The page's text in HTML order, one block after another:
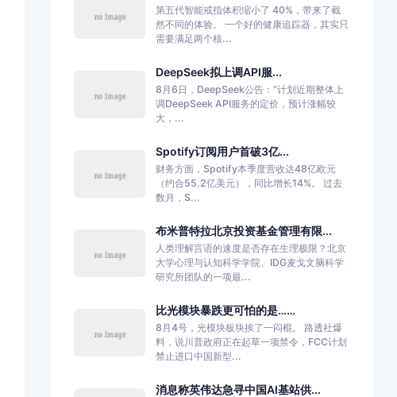
第五代智能戒指体积缩小了 40%，带来了截
然不同的体验。 一个好的健康追踪器，其实只
需要满足两个核...
DeepSeek拟上调API服...
8月6日，DeepSeek公告：“计划近期整体上
调DeepSeek API服务的定价，预计涨幅较
大，...
Spotify订阅用户首破3亿...
财务方面，Spotify本季度营收达48亿欧元
（约合55.2亿美元），同比增长14%。 过去
数月，S...
布米普特拉北京投资基金管理有限...
人类理解言语的速度是否存在生理极限？北京
大学心理与认知科学学院、IDG麦戈文脑科学
研究所团队的一项最...
比光模块暴跌更可怕的是……
8月4号，光模块板块挨了一闷棍。 路透社爆
料，说川普政府正在起草一项禁令，FCC计划
禁止进口中国新型...
消息称英伟达急寻中国AI基站供...